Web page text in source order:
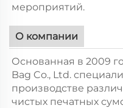
мероприятий.
О компании
Основанная в 2009
Bag Co., Ltd.
производстве
чистых печатных